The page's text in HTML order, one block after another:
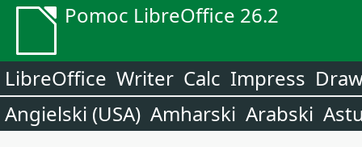
Pomoc LibreOffice 26.2
LibreOffice Writer Calc Impress
Angielski (USA) Amharski Arabski